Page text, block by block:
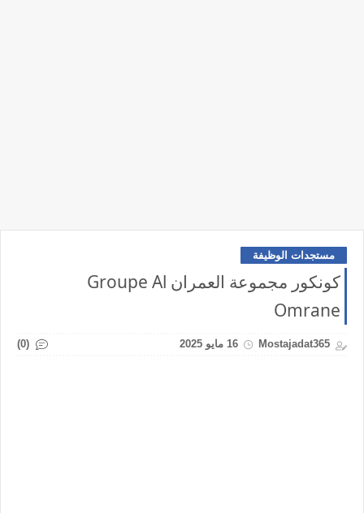
مستجدات الوظيفة
كونكور مجموعة العمران Groupe Al
Omrane
Mostajadat365 16 مايو 2025 (0)